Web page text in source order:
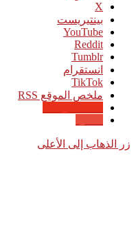
‫X
بينتيريست
‫YouTube
انستقرام
‫TikTok
ملخص الموقع RSS
زر الذهاب إلى الأعلى